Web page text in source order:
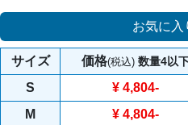
お気に入
サイズ 価格(税込) 数量4以
S ¥ 4,804-
M
¥ 4,804-